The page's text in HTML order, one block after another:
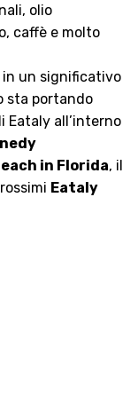
olio
caffè e molto
in un significativo
sta portando
Eataly all’interno
in Florida, il
Eataly